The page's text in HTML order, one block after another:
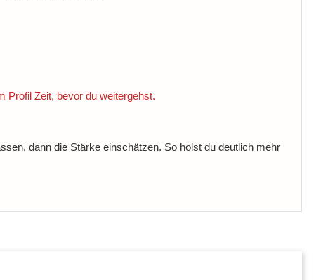
Profil Zeit, bevor du weitergehst.
dann die Stärke einschätzen. So holst du deutlich mehr